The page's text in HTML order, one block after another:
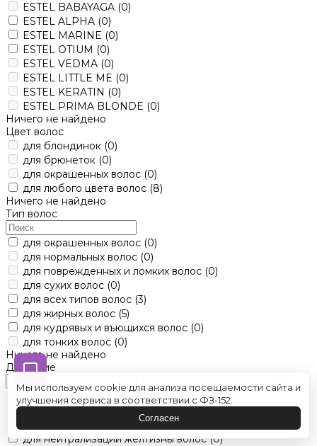
ESTEL BABAYAGA (0)
ESTEL ALPHA (0)
ESTEL MARINE (0)
ESTEL OTIUM (0)
ESTEL VEDMA (0)
ESTEL LITTLE ME (0)
ESTEL KERATIN (0)
ESTEL PRIMA BLONDE (0)
Ничего не найдено
Цвет волос
для блондинок (0)
для брюнеток (0)
для окрашенных волос (0)
для любого цвета волос (8)
Ничего не найдено
Тип волос
для окрашенных волос (0)
для нормальных волос (0)
для поврежденных и ломких волос (0)
для сухих волос (0)
для всех типов волос (3)
для жирных волос (5)
для кудрявых и въющихся волос (0)
для тонких волос (0)
Ничего не найдено
Действие
для уплотнения волос(0)
для объема волос(0)
для восстановления волос(0)
для нейтрализации желтизны волос(0)
Мы используем cookie для анализа посещаемости сайта и
улучшения сервиса в соответствии с ФЗ-152.
Согласен